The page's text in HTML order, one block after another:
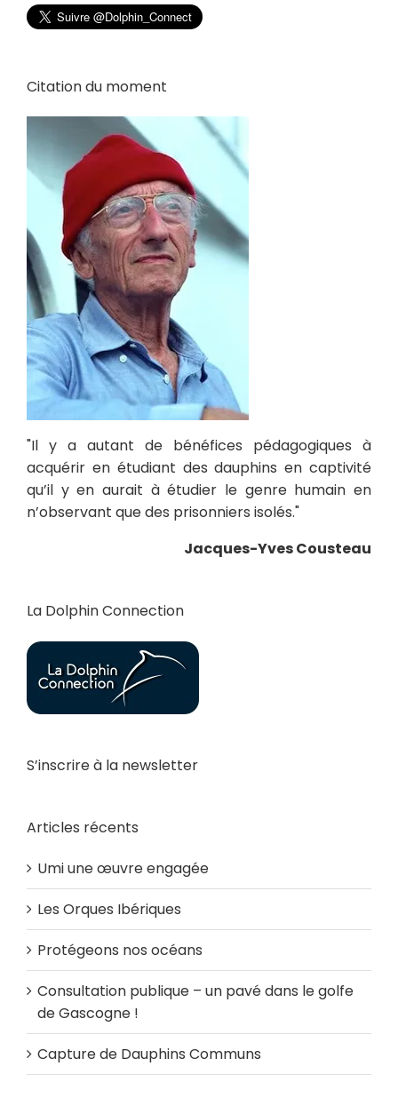
Citation du moment
"Il y a autant de bénéfices pédagogiques à
acquérir en étudiant des dauphins en captivité
qu’il y en aurait à étudier le genre humain en
n’observant que des prisonniers isolés."
Jacques-Yves Cousteau
La Dolphin Connection
S’inscrire à la newsletter
Articles récents
Umi une œuvre engagée
Les Orques Ibériques
Protégeons nos océans
Consultation publique – un pavé dans le golfe
de Gascogne !
Capture de Dauphins Communs